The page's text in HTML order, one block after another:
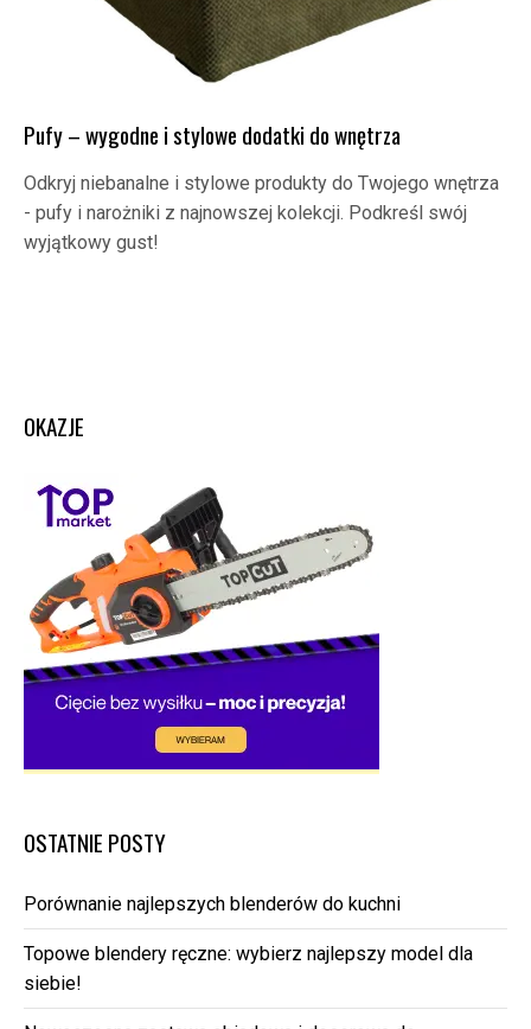
Pufy – wygodne i stylowe dodatki do wnętrza
Odkryj niebanalne i stylowe produkty do Twojego wnętrza
- pufy i narożniki z najnowszej kolekcji. Podkreśl swój
wyjątkowy gust!
OKAZJE
OSTATNIE POSTY
Porównanie najlepszych blenderów do kuchni
Topowe blendery ręczne: wybierz najlepszy model dla
siebie!